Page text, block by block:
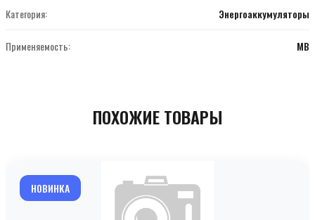
Категория: Энергоаккумуляторы
Применяемость: MB
ПОХОЖИЕ ТОВАРЫ
НОВИНКА